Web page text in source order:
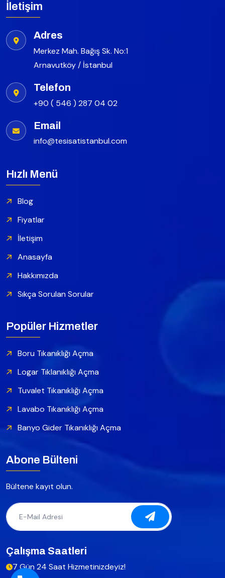
İletişim
Adres
Merkez Mah. Bağış Sk. No:1
Arnavutköy / İstanbul
Telefon
+90 ( 546 ) 287 04 02
Email
info@tesisatistanbul.com
Hızlı Menü
Blog
Fiyatlar
İletişim
Anasayfa
Hakkımızda
Sıkça Sorulan Sorular
Popüler Hizmetler
Boru Tıkanıklığı Açma
Logar Tıklanıklığı Açma
Tuvalet Tıkanıklığı Açma
Lavabo Tıkanıklığı Açma
Banyo Gider Tıkanıklığı Açma
Abone Bülteni
Bültene kayıt olun.
Çalışma Saatleri
7 Gün 24 Saat Hizmetinizdeyiz!